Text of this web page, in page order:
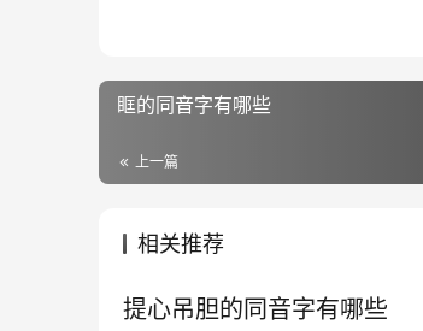
眶的同音字有哪些
上一篇
相关推荐
提心吊胆的同音字有哪些